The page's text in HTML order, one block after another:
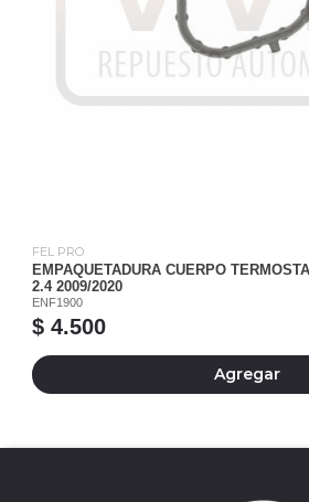
FEL PRO
EMPAQUETADURA CUERPO
2.4 2009/2020
ENF1900
$ 4.500
Agregar